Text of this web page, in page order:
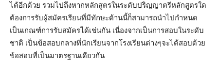
ได้อีกด้วย รวมไปถึงหากหลักสูตรในระดับปริญญาตรีหลักสูตรใด
ต้องการรับผู้สมัครเรียนที่มีทักษะด้านนี้ก็สามารถนำไปกำหนด
เป็นเกณฑ์การรับสมัครได้เช่นกัน เนื่องจากเป็นการสอบในระดับ
ชาติ เป็นข้อสอบกลางที่นักเรียนจากโรงเรียนต่างๆจะได้สอบด้วย
ข้อสอบที่เป็นมาตรฐานเดียวกัน